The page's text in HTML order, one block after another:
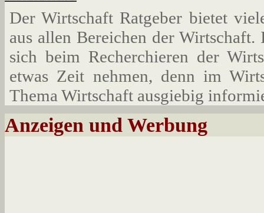
Der Wirtschaft Ratgeber bietet
aus allen Bereichen der
sich beim Recherchieren der
etwas Zeit nehmen, denn im
Thema Wirtschaft ausgiebig
Anzeigen und Werbung